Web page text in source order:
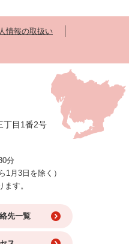
情報の取扱い
丁目1番2号
分
1月3日を除く）
す。
先一覧